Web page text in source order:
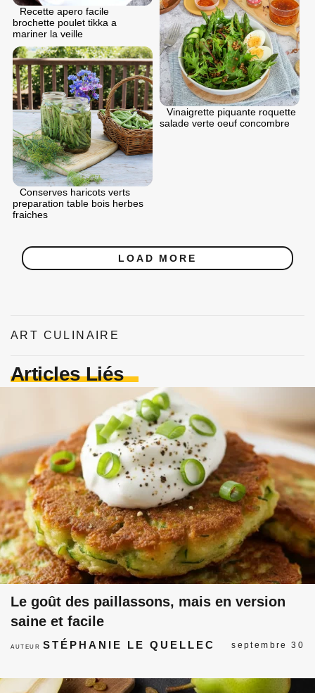
Recette apero facile
brochette poulet tikka a
mariner la veille
Vinaigrette piquante roquette
salade verte oeuf concombre
Conserves haricots verts
preparation table bois herbes
fraiches
LOAD MORE
ART CULINAIRE
Articles Liés
Le goût des paillassons, mais en version
saine et facile
AUTEURSTÉPHANIE LE QUELLEC septembre 30